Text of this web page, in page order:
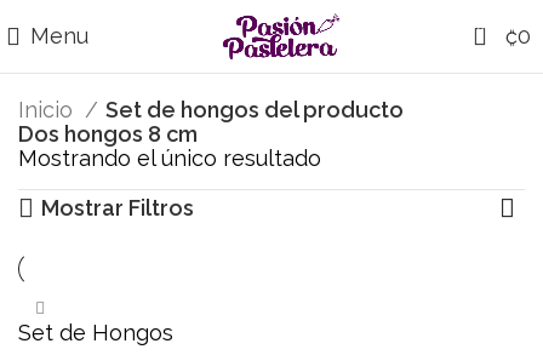
Menu 0 ₡0
Inicio
Set de hongos del producto
Dos hongos 8 cm
Mostrando el único resultado
Mostrar Filtros
Set de Hongos